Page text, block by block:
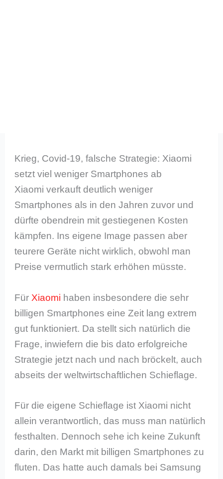
Krieg, Covid-19, falsche Strategie: Xiaomi
setzt viel weniger Smartphones ab
Xiaomi verkauft deutlich weniger
Smartphones als in den Jahren zuvor und
dürfte obendrein mit gestiegenen Kosten
kämpfen. Ins eigene Image passen aber
teurere Geräte nicht wirklich, obwohl man
Preise vermutlich stark erhöhen müsste.
Für Xiaomi haben insbesondere die sehr
billigen Smartphones eine Zeit lang extrem
gut funktioniert. Da stellt sich natürlich die
Frage, inwiefern die bis dato erfolgreiche
Strategie jetzt nach und nach bröckelt, auch
abseits der weltwirtschaftlichen Schieflage.
Für die eigene Schieflage ist Xiaomi nicht
allein verantwortlich, das muss man natürlich
festhalten. Dennoch sehe ich keine Zukunft
darin, den Markt mit billigen Smartphones zu
fluten. Das hatte auch damals bei Samsung